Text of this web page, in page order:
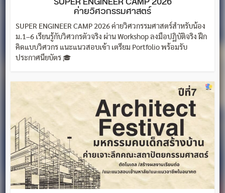
ค่ายวิศวกรรมศาสตร์
SUPER ENGINEER CAMP 2026 ค่ายวิศวกรรมศาสตร์สำหรับน้อง
ม.1–6 เรียนรู้กับวิศวกรตัวจริง ผ่าน Workshop ลงมือปฏิบัติจริง ฝึก
คิดแบบวิศวกร แนะแนวสอบเข้า เตรียม Portfolio พร้อมรับ
ประกาศนียบัตร 🎓